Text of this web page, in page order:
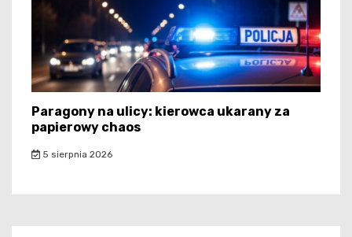
Paragony na ulicy: kierowca ukarany za
papierowy chaos
5 sierpnia 2026